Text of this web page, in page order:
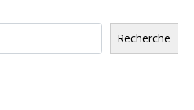
Recherche